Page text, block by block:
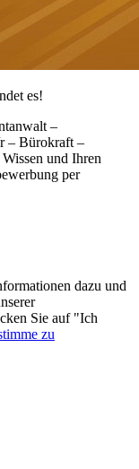
es!
–
– Bürokraft –
und Ihren
per
dazu und
Sie auf "Ich
zu